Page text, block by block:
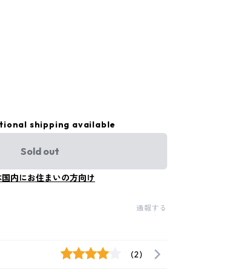
shipping available
Sold out
国内にお住まいの方向け
通報する
(2)